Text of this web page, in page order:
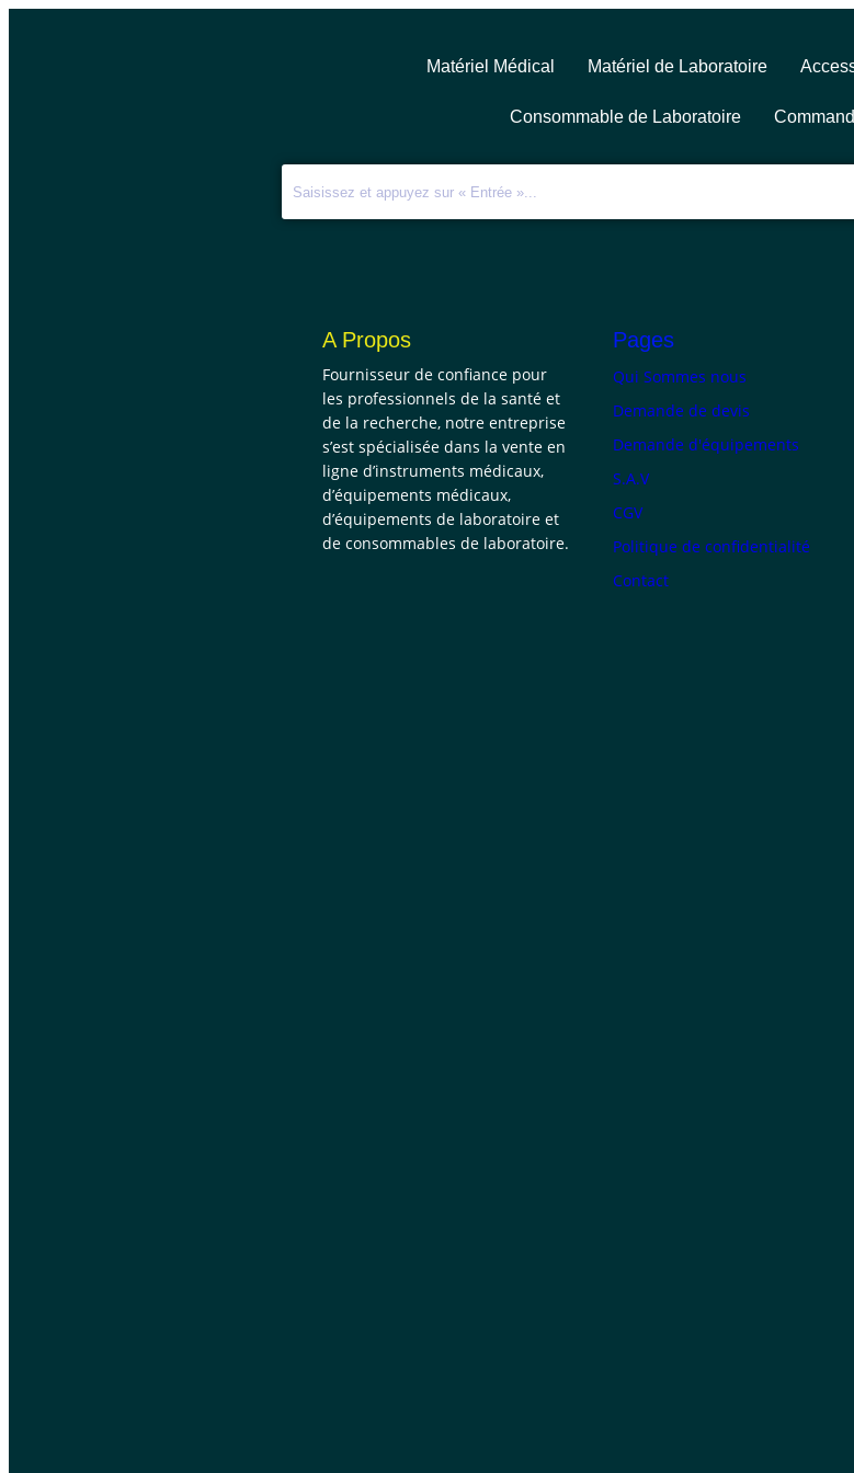
Matériel Médical Matériel de Laboratoire
Consommable de Laboratoire
A Propos
Fournisseur de confiance pour
les professionnels de la santé et
de la recherche, notre entreprise
s’est spécialisée dans la vente en
ligne d’instruments médicaux,
d’équipements médicaux,
d’équipements de laboratoire et
de consommables de laboratoire.
Pages
Qui Sommes nous
Demande de devis
Demande d'équipements
S.A.V
CGV
Politique de confidentialité
Contact